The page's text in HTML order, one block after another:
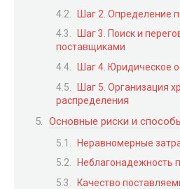
Шаг 2. Определение
Шаг 3. Поиск и
поставщиками
Шаг 4. Юридическое
Шаг 5. Организация
распределения
Основные риски и
Неравномерные
Неблагонадежность
Качество